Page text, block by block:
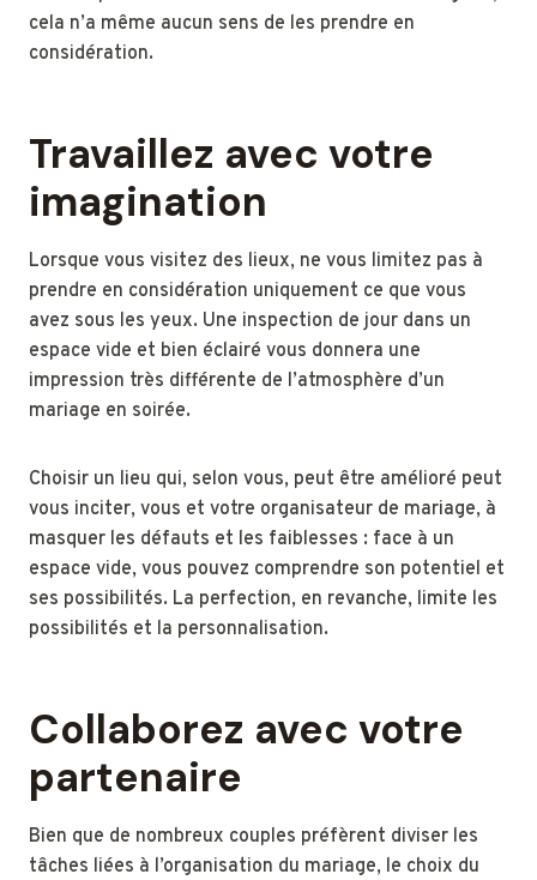
cela n’a même aucun sens de les prendre en
considération.
Travaillez avec votre
imagination
Lorsque vous visitez des lieux, ne vous limitez pas à
prendre en considération uniquement ce que vous
avez sous les yeux. Une inspection de jour dans un
espace vide et bien éclairé vous donnera une
impression très différente de l’atmosphère d’un
mariage en soirée.
Choisir un lieu qui, selon vous, peut être amélioré peut
vous inciter, vous et votre organisateur de mariage, à
masquer les défauts et les faiblesses : face à un
espace vide, vous pouvez comprendre son potentiel et
ses possibilités. La perfection, en revanche, limite les
possibilités et la personnalisation.
Collaborez avec votre
partenaire
Bien que de nombreux couples préfèrent diviser les
tâches liées à l’organisation du mariage, le choix du